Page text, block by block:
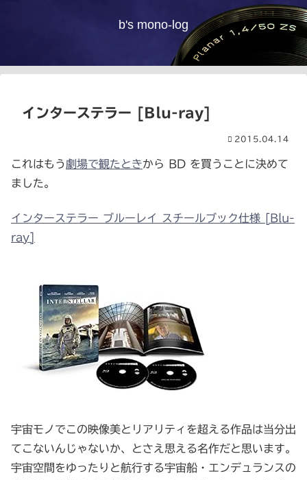
b's mono-log
インターステラー [Blu-ray]
2015.04.14
これはもう 劇場で観たときから BD を買うことに決めて
ました。
インターステラー ブルーレイ スチールブック仕様 [Blu-
ray]
宇宙モノでこの映像美とリアリティを超える作品は当分出
てこないんじゃないか、とさえ思える名作だと思います。
宇宙空間をゆったりと航行する宇宙船・エンデュランスの